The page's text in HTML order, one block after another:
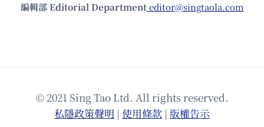
編輯部 Editorial Department editor@singtaola.com
© 2021 Sing Tao Ltd. All rights reserved.
私隱政策聲明 | 使⽤條款 | 版權告⽰